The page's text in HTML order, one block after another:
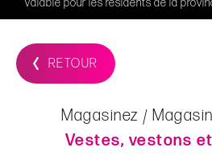
Valable pour les résidents de la
RETOUR
Magasinez
Vestes, vestons